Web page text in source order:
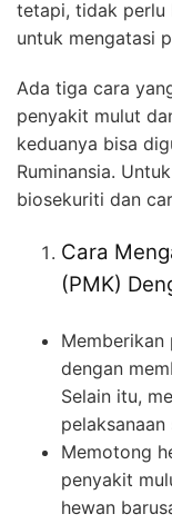
tetapi, tidak perlu
untuk mengatasi
Ada tiga cara
penyakit mulut
keduanya bisa
Ruminansia.
biosekuriti dan
Cara
(PMK)
Memberikan
dengan
Selain itu,
Memotong
penyakit
hewan